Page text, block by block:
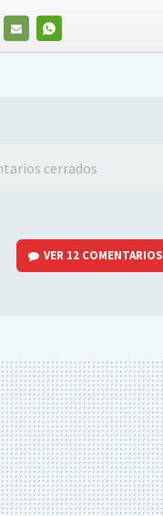
E-
WHATSAPP
cerrados
VER 12 COMENTARIOS